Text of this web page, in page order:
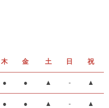
木 金 土 日 祝
● ● ▲ - ▲
● ● ▲ - ▲